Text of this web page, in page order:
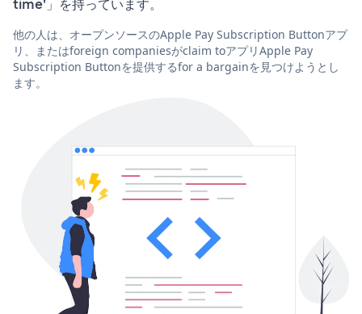
他の人は、オープンソースのApple Pay Subscription Buttonアプ
リ、またはforeign companiesがclaim toアプリApple Pay
Subscription Buttonを提供するfor a bargainを見つけようとし
ます。